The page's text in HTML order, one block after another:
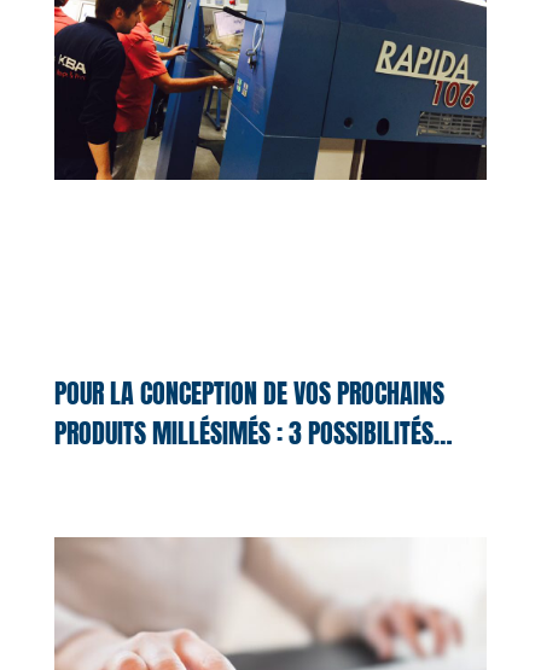
POUR LA CONCEPTION DE VOS PROCHAINS
PRODUITS MILLÉSIMÉS : 3 POSSIBILITÉS…